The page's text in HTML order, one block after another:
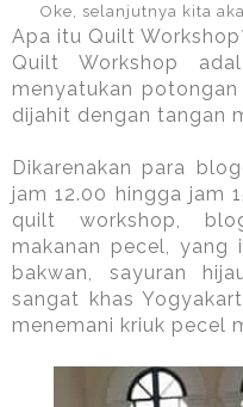
Oke, selanjutnya kita
Apa itu Quilt
Quilt Workshop
menyatukan
dijahit dengan tangan
Dikarenakan para
jam 12.00 hingga jam
quilt workshop,
makanan pecel, yang
bakwan, sayuran
sangat khas
menemani kriuk pecel